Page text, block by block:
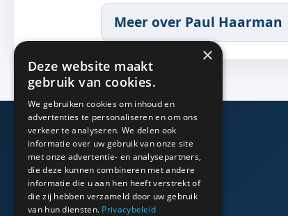
Meer over Paul Haarman
Algemeen
Bedrijfsinfo
×
Deze website maakt
gebruik van cookies.
We gebruiken cookies om inhoud en
advertenties te personaliseren en om ons
verkeer te analyseren. We delen ook
informatie over uw gebruik van onze site
met onze advertentie- en analysepartners,
die deze kunnen combineren met andere
informatie die u aan hen heeft verstrekt of
die zij hebben verzameld door uw gebruik
van hun diensten. Privacybeleid